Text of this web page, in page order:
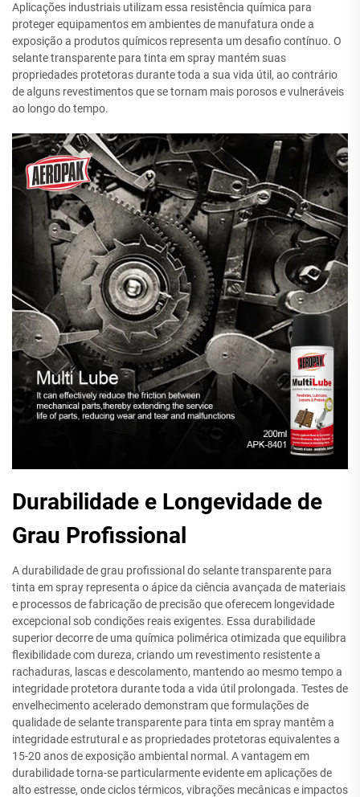
Aplicações industriais utilizam essa resistência química para
proteger equipamentos em ambientes de manufatura onde a
exposição a produtos químicos representa um desafio contínuo. O
selante transparente para tinta em spray mantém suas
propriedades protetoras durante toda a sua vida útil, ao contrário
de alguns revestimentos que se tornam mais porosos e vulneráveis
ao longo do tempo.
Durabilidade e Longevidade de
Grau Profissional
A durabilidade de grau profissional do selante transparente para
tinta em spray representa o ápice da ciência avançada de materiais
e processos de fabricação de precisão que oferecem longevidade
excepcional sob condições reais exigentes. Essa durabilidade
superior decorre de uma química polimérica otimizada que equilibra
flexibilidade com dureza, criando um revestimento resistente a
rachaduras, lascas e descolamento, mantendo ao mesmo tempo a
integridade protetora durante toda a vida útil prolongada. Testes de
envelhecimento acelerado demonstram que formulações de
qualidade de selante transparente para tinta em spray mantêm a
integridade estrutural e as propriedades protetoras equivalentes a
15-20 anos de exposição ambiental normal. A vantagem em
durabilidade torna-se particularmente evidente em aplicações de
alto estresse, onde ciclos térmicos, vibrações mecânicas e impactos